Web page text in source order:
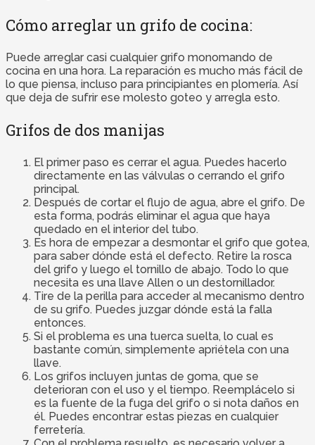
Cómo arreglar un grifo de cocina:
Puede arreglar casi cualquier grifo monomando de
cocina en una hora. La reparación es mucho más fácil de
lo que piensa, incluso para principiantes en plomería. Así
que deja de sufrir ese molesto goteo y arregla esto.
Grifos de dos manijas
El primer paso es cerrar el agua. Puedes hacerlo
directamente en las válvulas o cerrando el grifo
principal.
Después de cortar el flujo de agua, abre el grifo. De
esta forma, podrás eliminar el agua que haya
quedado en el interior del tubo.
Es hora de empezar a desmontar el grifo que gotea,
para saber dónde está el defecto. Retire la rosca
del grifo y luego el tornillo de abajo. Todo lo que
necesita es una llave Allen o un destornillador.
Tire de la perilla para acceder al mecanismo dentro
de su grifo. Puedes juzgar dónde está la falla
entonces.
Si el problema es una tuerca suelta, lo cual es
bastante común, simplemente apriétela con una
llave.
Los grifos incluyen juntas de goma, que se
deterioran con el uso y el tiempo. Reemplácelo si
es la fuente de la fuga del grifo o si nota daños en
él. Puedes encontrar estas piezas en cualquier
ferretería.